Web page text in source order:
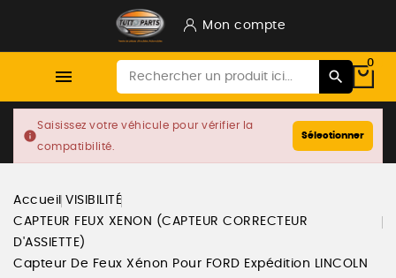
Mon compte

0
info
Saisissez votre véhicule pour vérifier la
compatibilité.
Sélectionner
Accueil VISIBILITÉ
CAPTEUR FEUX XENON (CAPTEUR CORRECTEUR
D'ASSIETTE)
Capteur De Feux Xénon Pour FORD Expédition LINCOLN